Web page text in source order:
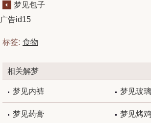
梦见包子
广告id15
标签: 食物
相关解梦
梦见内裤 梦见玻璃
梦见药膏 梦见烤